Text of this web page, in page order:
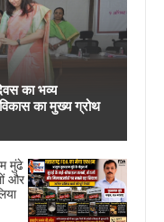
का भव्य
का मुख्य ग्रोथ
मुंढे
और